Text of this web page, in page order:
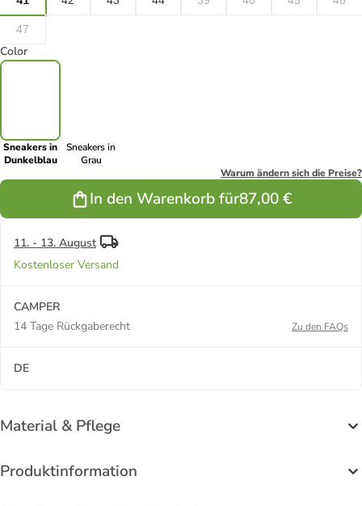
47
Color
Sneakers in
Dunkelblau
Sneakers in
Grau
Warum ändern sich die Preise?
In den Warenkorb für87,00 €
11. - 13. August
Kostenloser Versand
CAMPER
14 Tage Rückgaberecht
Zu den FAQs
DE
Material & Pflege
Produktinformation